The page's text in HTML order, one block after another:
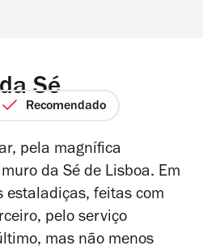
Sé
Recomendado
pela magnífica
da Sé de Lisboa. Em
estaladiças, feitas com
pelo serviço
mas não menos